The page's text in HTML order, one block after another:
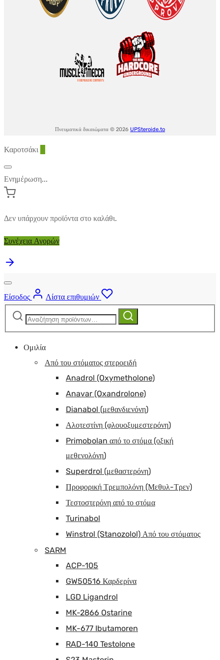
Πνευματικά δικαιώματα © 2026 UPSteroide.to
Καροτσάκι
Ενημέρωση...
Δεν υπάρχουν προϊόντα στο καλάθι.
Συνέχεια Αγορών
Είσοδος
Λίστα επιθυμιών
Αναζήτηση
Αναζήτηση
Ομιλία
Από του στόματος στεροειδή
Anadrol (Oxymetholone)
Anavar (Oxandrolone)
Dianabol (μεθανδιενόνη)
Αλοτεστίνη (φλουοξυμεστερόνη)
Primobolan από το στόμα (οξική
μεθενολόνη)
Superdrol (μεθαστερόνη)
Προφορική Τρεμπολόνη (Μεθυλ-Τρεν)
Τεστοστερόνη από το στόμα
Turinabol
Winstrol (Stanozolol) Από του στόματος
SARM
ACP-105
GW50516 Καρδερίνα
LGD Ligandrol
MK-2866 Ostarine
MK-677 Ibutamoren
RAD-140 Testolone